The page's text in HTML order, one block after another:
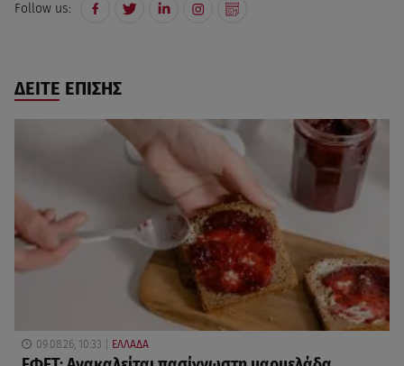
Follow us:
ΔΕΙΤΕ ΕΠΙΣΗΣ
09.08.26, 10:33 ΕΛΛΑΔΑ